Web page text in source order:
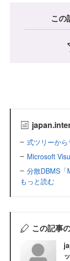
この
式ツリーか
Microsoft
分散DBMS「
もっと読む
この記事